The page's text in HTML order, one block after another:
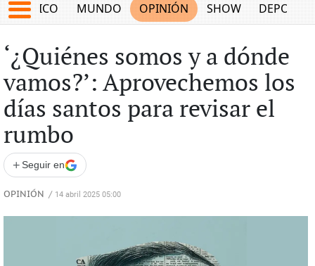
MÉXICO MUNDO OPINIÓN SHOW
‘¿Quiénes somos y a dónde
vamos?’: Aprovechemos los
días santos para revisar el
rumbo
+ Seguir en
OPINIÓN / 14 abril 2025 05:00